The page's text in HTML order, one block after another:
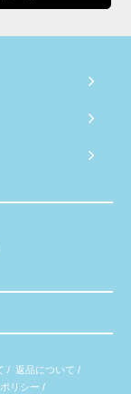
/ 返品について /
リシー /